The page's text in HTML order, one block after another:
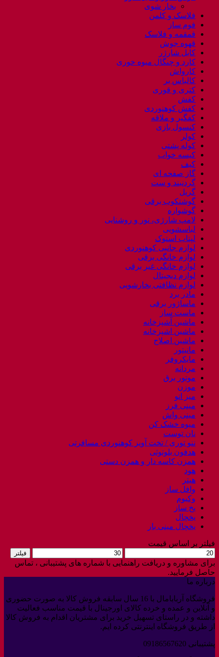
بخار شوی
فلاسک و کلمن
فوم ساز
قمقمه و فلاسک
قهوه جوش
کابل شارژر
کارد و چنگال میوه خوری
کارواش
کالباس بر
کتری و قوری
کفش
کفش کوهنوردی
کفگیر و ملاقه
کنسول بازی
کولر
کوله پشتی
کیسه خواب
کیف
گاز صفحه ای
گردنبند و ست
گریل
گوشتکوب برقی
گوشواره
لامپ شارژی، نور و روشنایی
لباسشویی
لپتاب استوک
لوازم جانبی کوهنوردی
لوازم خانگی برقی
لوازم خانگی غیر برقی
لوازم دیجیتال
لوازم نظافتی بخارشویی
مادر برد
ماساژور برقی
ماست ساز
ماشین آشپزخانه
ماشین اشپزخانه
ماشین اصلاح
مانیتور
مایکروفر
مردانه
موتور برق
موزن
میز اتو
مینی فرز
مینی واش
میوه خشک کن
نان توست
ننو توری / تخت آویز کوهنوردی مسافرتی
هدفون بلوتوثی
همزن کاسه دار و همزن دستی
هود
هیتر
وافل ساز
وکیوم
یخ ساز
یخچال
یخچال مینی بار
فیلتر بر اساس قیمت
حداقل
قیمت
حداکثر
قیمت
فیلتر
برای مشاوره و دریافت راهنمایی با شماره های پشتیبانی ، تماس
حاصل فرمایید.
درباره ما
فروشگاه آربابامال با 16 سال سابقه فروش کالا به صورت حضوری
و آنلاین و عمده و خرده کالای اورجینال با قیمت مناسب فعالیت
داشته و در راستای تسهیل خرید برای مشتریان اقدام به فروش کالا
از طریق فروشگاه اینترنتی کرده ایم.
پشتیبانی 09186567620